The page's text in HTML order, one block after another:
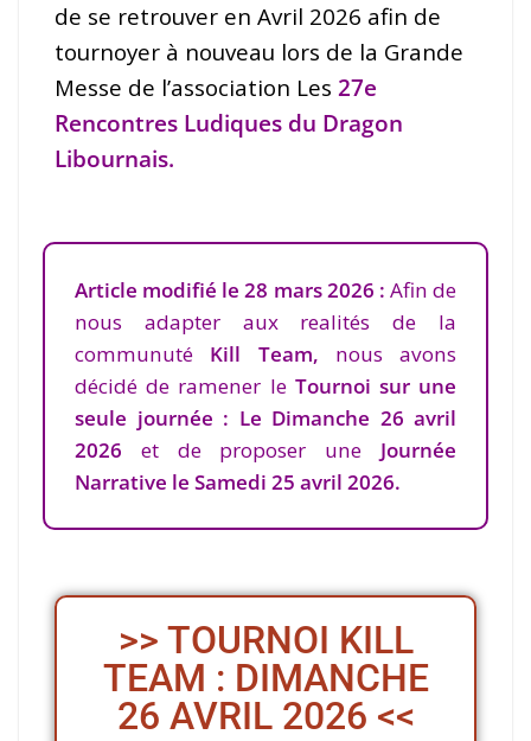
de se retrouver en Avril 2026 afin de
tournoyer à nouveau lors de la Grande
Messe de l’association Les 27e
Rencontres Ludiques du Dragon
Libournais.
Article modifié le 28 mars 2026 : Afin de
nous adapter aux realités de la
communuté Kill Team, nous avons
décidé de ramener le Tournoi sur une
seule journée : Le Dimanche 26 avril
2026 et de proposer une Journée
Narrative le Samedi 25 avril 2026.
>> TOURNOI KILL
TEAM : DIMANCHE
26 AVRIL 2026 <<